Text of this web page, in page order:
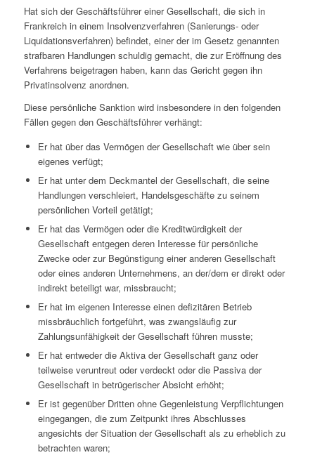
Hat sich der Geschäftsführer einer Gesellschaft, die sich in
Frankreich in einem Insolvenzverfahren (Sanierungs- oder
Liquidationsverfahren) befindet, einer der im Gesetz genannten
strafbaren Handlungen schuldig gemacht, die zur Eröffnung des
Verfahrens beigetragen haben, kann das Gericht gegen ihn
Privatinsolvenz anordnen.
Diese persönliche Sanktion wird insbesondere in den folgenden
Fällen gegen den Geschäftsführer verhängt:
Er hat über das Vermögen der Gesellschaft wie über sein
eigenes verfügt;
Er hat unter dem Deckmantel der Gesellschaft, die seine
Handlungen verschleiert, Handelsgeschäfte zu seinem
persönlichen Vorteil getätigt;
Er hat das Vermögen oder die Kreditwürdigkeit der
Gesellschaft entgegen deren Interesse für persönliche
Zwecke oder zur Begünstigung einer anderen Gesellschaft
oder eines anderen Unternehmens, an der/dem er direkt oder
indirekt beteiligt war, missbraucht;
Er hat im eigenen Interesse einen defizitären Betrieb
missbräuchlich fortgeführt, was zwangsläufig zur
Zahlungsunfähigkeit der Gesellschaft führen musste;
Er hat entweder die Aktiva der Gesellschaft ganz oder
teilweise veruntreut oder verdeckt oder die Passiva der
Gesellschaft in betrügerischer Absicht erhöht;
Er ist gegenüber Dritten ohne Gegenleistung Verpflichtungen
eingegangen, die zum Zeitpunkt ihres Abschlusses
angesichts der Situation der Gesellschaft als zu erheblich zu
betrachten waren;